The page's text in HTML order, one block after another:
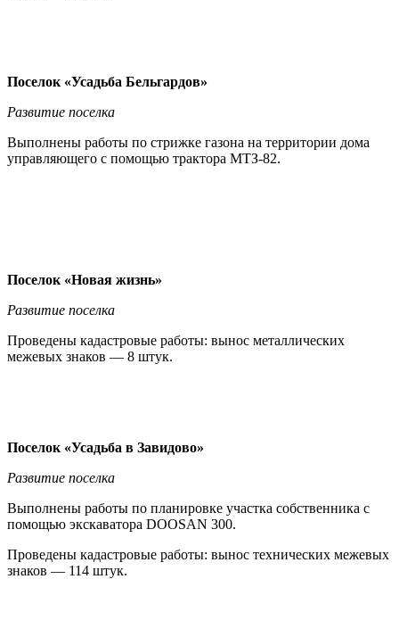
Поселок «Усадьба Бельгардов»
Развитие поселка
Выполнены работы по стрижке газона на территории дома
управляющего с помощью трактора МТЗ-82.
Поселок «Новая жизнь»
Развитие поселка
Проведены кадастровые работы: вынос металлических
межевых знаков — 8 штук.
Поселок «Усадьба в Завидово»
Развитие поселка
Выполнены работы по планировке участка собственника с
помощью экскаватора DOOSAN 300.
Проведены кадастровые работы: вынос технических межевых
знаков — 114 штук.